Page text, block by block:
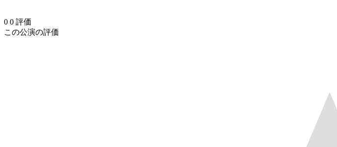
0 0 評価
この公演の評価